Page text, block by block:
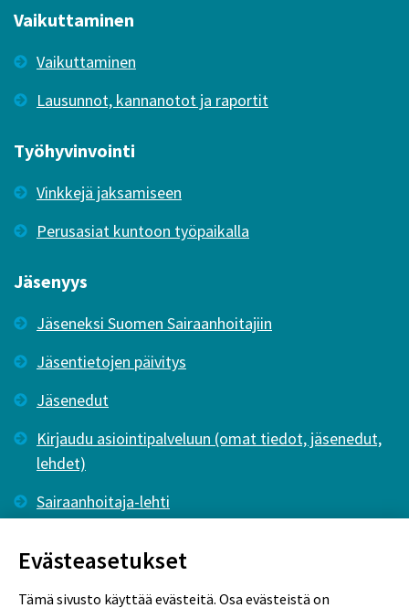
Vaikuttaminen
Vaikuttaminen
Lausunnot, kannanotot ja raportit
Työhyvinvointi
Vinkkejä jaksamiseen
Perusasiat kuntoon työpaikalla
Jäsenyys
Jäseneksi Suomen Sairaanhoitajiin
Jäsentietojen päivitys
Jäsenedut
Kirjaudu asiointipalveluun (omat tiedot, jäsenedut,
lehdet)
Sairaanhoitaja-lehti
Evästeasetukset
Tämä sivusto käyttää evästeitä. Osa evästeistä on